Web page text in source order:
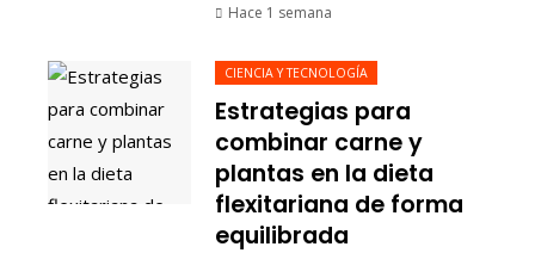
Hace 1 semana
CIENCIA Y TECNOLOGÍA
Estrategias para
combinar carne y
plantas en la dieta
flexitariana de forma
equilibrada